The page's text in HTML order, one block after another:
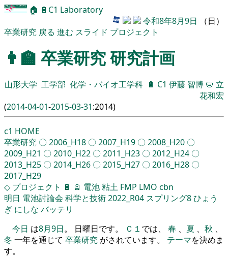
🏠 🔋 C1 Laboratory
令和8年8月9日 （日）
卒業研究 戻る 進む スライド プロジェクト
👨‍🏫 卒業研究研究計画
山形大学 工学部 化学・バイオ工学科 🔋 C1 伊藤 智博 📛 立
花和宏
(2014-04-01-2015-03-31:2014)
c1 HOME
卒業研究 〇 2006_H18 〇 2007_H19 〇 2008_H20 〇
2009_H21 〇 2010_H22 〇 2011_H23 〇 2012_H24 〇
2013_H25 〇 2014_H26 〇 2015_H27 〇 2016_H28 〇
2017_H29
◇ プロジェクト 🔋 🪫 電池粘土 FMP LMO cbn
明日 電池討論会 科学と技術2022_R04 スプリング8ひょう
ぎ にしな バッテリ
今日 は8月9日。 日曜日です。 Ｃ１ では、 春 、 夏 、 秋 、
冬 一年を通じて 卒業研究 がされています。 テーマを決めま
す。